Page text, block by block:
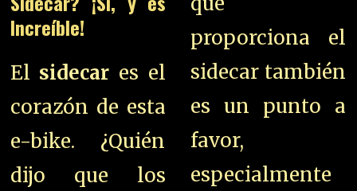
Increíble!
El sidecar es el
corazón de esta
e-bike. ¿Quién
dijo que los
proporciona el
sidecar también
es un punto a
favor,
especialmente